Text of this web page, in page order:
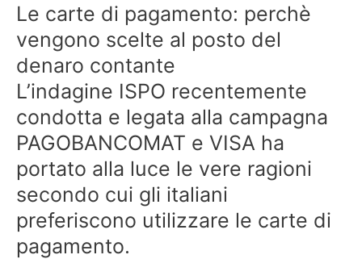
Le carte di pagamento: perchè
vengono scelte al posto del
denaro contante
L’indagine ISPO recentemente
condotta e legata alla campagna
PAGOBANCOMAT e VISA ha
portato alla luce le vere ragioni
secondo cui gli italiani
preferiscono utilizzare le carte di
pagamento.